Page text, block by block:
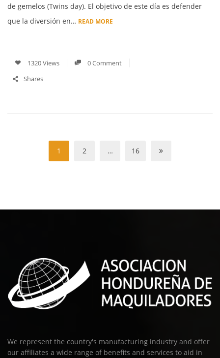
de gemelos (Twins day). El objetivo de este día es defender
que la diversión en… READ MORE
1320 Views
0 Comment
Shares
1 2 … 16
We represent the country's manufacturing industry and offer
our affiliates a wide range of benefits and services to aid in